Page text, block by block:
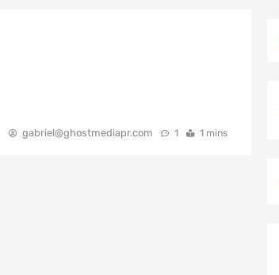
gabriel@ghostmediapr.com 1 1 mins